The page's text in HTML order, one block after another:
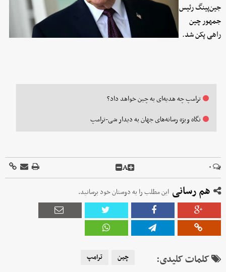
جین‌پینگ رئیس
جمهور چین
راهی پکن شد.
ترامپ چه هدیه‌ای به چین خواهد داد؟
نگاه ویژه رسانه‌های جهان به دیدار شی-ترامپ
۰ A
هم رسانی این مطلب را به دوستان خود برسانید.
کلمات کلیدی: چین ترامپ